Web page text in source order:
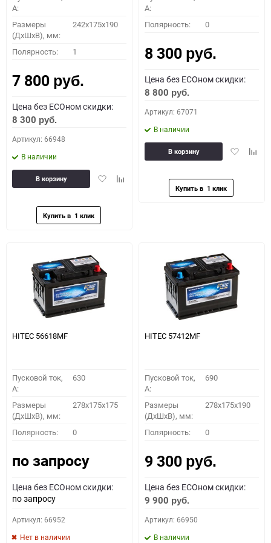
A:
Размеры
(ДхШхВ), мм:
242x175x190
Полярность: 1
7 800 руб.
Цена без ECOном скидки:
8 300 руб.
Артикул: 66948
В наличии
ДобавитьДобавить
В корзину
A:
Полярность: 0
8 300 руб.
Цена без ECOном скидки:
8 800 руб.
Артикул: 67071
В наличии
Добавить
В корзину
HITEC 56618MF
Пусковой ток,
A:
630
Размеры
(ДхШхВ), мм:
278x175x175
Полярность: 0
по запросу
Цена без ECOном скидки:
по запросу
Артикул: 66952
Нет в наличии
HITEC 57412MF
Пусковой ток,
A:
690
Размеры
(ДхШхВ), мм:
278x175x190
Полярность: 0
9 300 руб.
Цена без ECOном скидки:
9 900 руб.
Артикул: 66950
В наличии